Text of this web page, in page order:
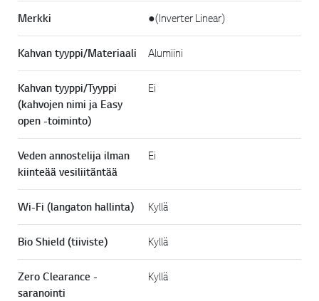
Merkki ●(Inverter Linear)
Kahvan tyyppi/Materiaali Alumiini
Kahvan tyyppi/Tyyppi
(kahvojen nimi ja Easy
open -toiminto)
Ei
Veden annostelija ilman
kiinteää vesiliitäntää
Ei
Wi-Fi (langaton hallinta) Kyllä
Bio Shield (tiiviste) Kyllä
Zero Clearance -
saranointi
Kyllä